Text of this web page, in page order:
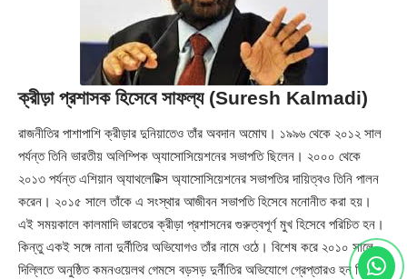
ক্রীড়া প্রশাসক হিসেবে সাফল্য(Suresh Kalmadi)
রাজনীতির পাশাপাশি ক্রীড়ার দুনিয়াতেও তাঁর অবদান অমোঘ। ১৯৯৬ থেকে ২০১২ সাল
পর্যন্ত তিনি ভারতীয় অলিম্পিক অ্যাসোসিয়েশনের সভাপতি ছিলেন। ২০০০ থেকে
২০১৩ পর্যন্ত এশিয়ান অ্যাথলেটিক্স অ্যাসোসিয়েশনের সভাপতির দায়িত্বও তিনি পালন
করেন। ২০১৫ সালে তাঁকে এ সংস্থার আজীবন সভাপতি হিসেবে মনোনীত করা হয়।
এই সময়কালে কালমাদি ভারতের ক্রীড়া প্রশাসনের গুরুত্বপূর্ণ মুখ হিসেবে পরিচিত হন।
কিন্তু একই সঙ্গে নানা দুর্নীতির অভিযোগও তাঁর নামে ওঠে। বিশেষ করে ২০১০ সালে
দিল্লিতে অনুষ্ঠিত কমনওয়েলথ গেমসে বড়সড় দুর্নীতির অভিযোগে গ্রেপ্তারও হন তিনি।